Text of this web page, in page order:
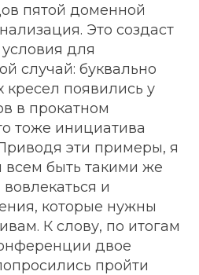
пятой доменной
Это создаст
для
случай: буквально
кресел появились у
в прокатном
тоже инициатива
эти примеры, я
всем быть такими же
и
которые нужны
К слову, по итогам
двое
пройти